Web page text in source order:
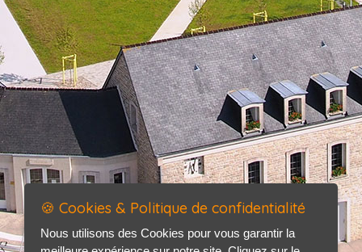
🍪 Cookies & Politique de confidentialité
Nous utilisons des Cookies pour vous garantir la